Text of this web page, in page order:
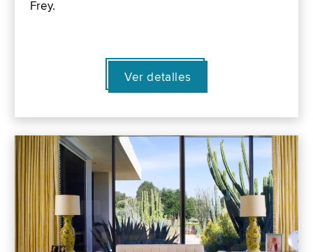
Frey.
Ver detalles